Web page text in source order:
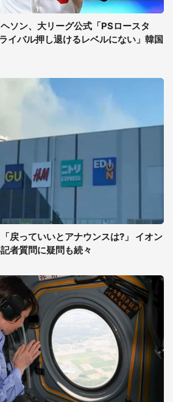
ソン、大リーグ公式「PSロースタ
イバル押し退けるレベルにない」韓国
戻っていいとアナウンスは?」 イオン
者質問に疑問も続々